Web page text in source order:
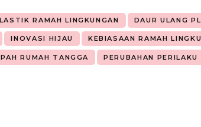
RAMAH LINGKUNGAN DAUR ULANG
INOVASI HIJAU KEBIASAAN RAMAH
RUMAH TANGGA PERUBAHAN